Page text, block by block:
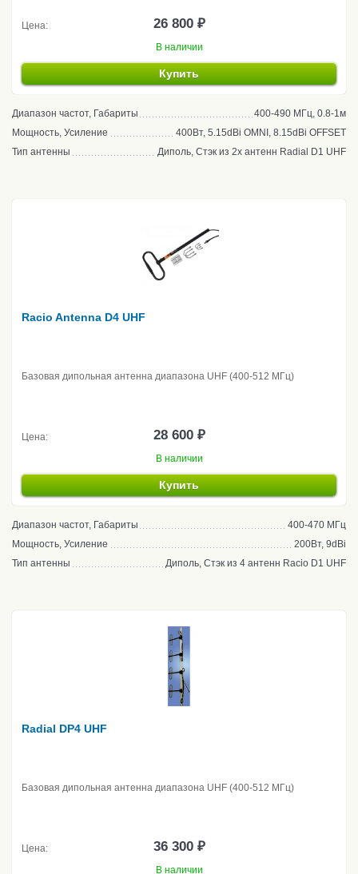
Цена: 26 800 ₽
В наличии
Купить
Диапазон частот, Габариты
400-490 МГц, 0.8-1м
Мощность, Усиление
400Вт, 5.15dBi OMNI, 8.15dBi OFFSET
Тип антенны
Диполь, Стэк из 2х антенн Radial D1 UHF
Racio Antenna D4 UHF
Базовая дипольная антенна диапазона UHF (400-512 МГц)
Цена: 28 600 ₽
В наличии
Купить
Диапазон частот, Габариты
400-470 МГц
Мощность, Усиление
200Вт, 9dBi
Тип антенны
Диполь, Стэк из 4 антенн Racio D1 UHF
Radial DP4 UHF
Базовая дипольная антенна диапазона UHF (400-512 МГц)
Цена: 36 300 ₽
В наличии